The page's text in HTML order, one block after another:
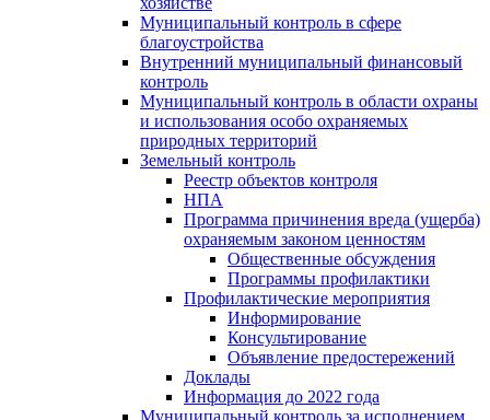
Муниципальный контроль в сфере
благоустройства
Внутренний муниципальный финансовый
контроль
Муниципальный контроль в области охраны
и использования особо охраняемых
природных территорий
Земельный контроль
Реестр объектов контроля
НПА
Программа причинения вреда (ущерба)
охраняемым законом ценностям
Общественные обсуждения
Программы профилактики
Профилактические мероприятия
Информирование
Консультирование
Объявление предостережений
Доклады
Информация до 2022 года
Муниципальный контроль за исполнением